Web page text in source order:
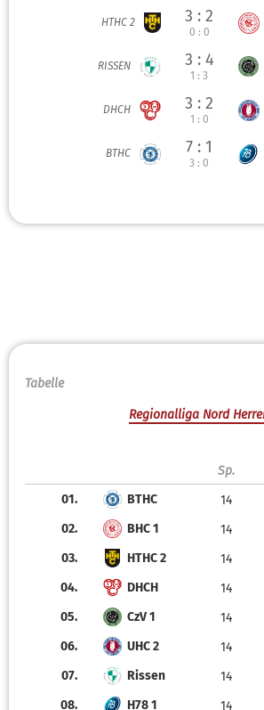
HTHC 2 3 : 2
0 : 0
RISSEN 3 : 4
1 : 3
DHCH 3 : 2
1 : 0
BTHC 7 : 1
3 : 0
Tabelle
Regionalliga Nord
Sp.
01.
BTHC 14
02.
BHC 1 14
03.
HTHC 2 14
04.
DHCH 14
05.
CzV 1 14
06.
UHC 2 14
07.
Rissen 14
08.
H78 1 14